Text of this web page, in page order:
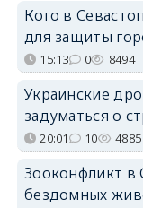
Кого в
для защиты
15:13 0 8494
Украинские
задуматься о
20:01 10 4885
Зооконфликт в
бездомных